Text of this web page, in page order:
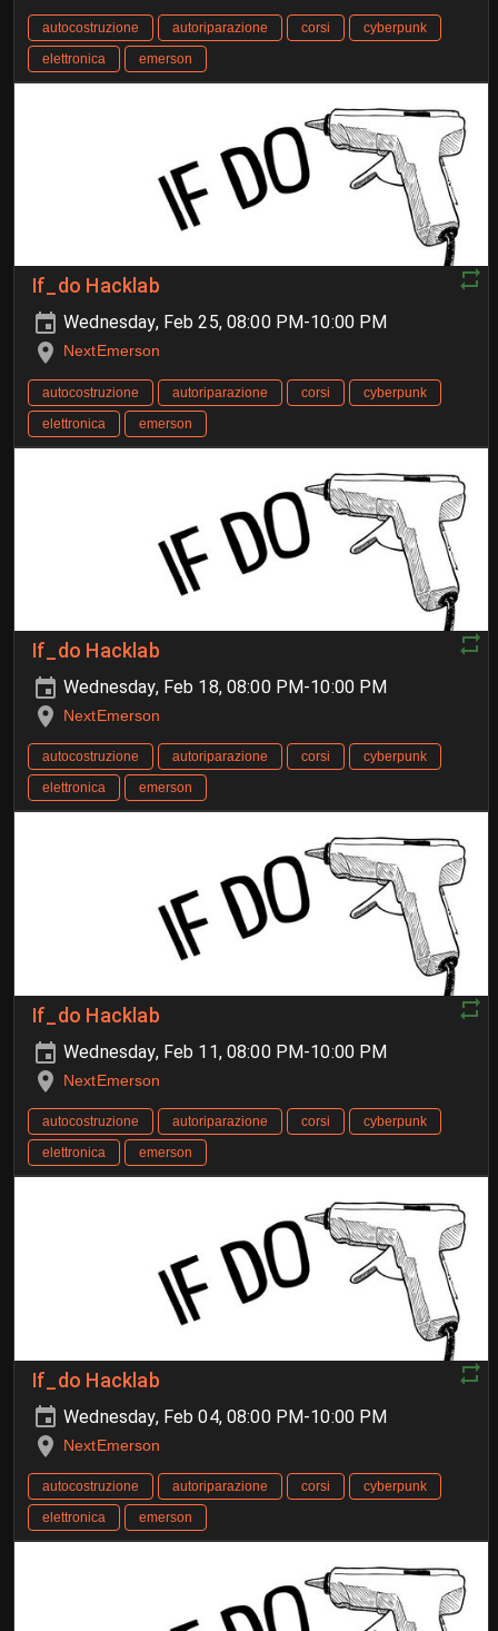
autocostruzione autoriparazione corsi
cyberpunk
elettronica
emerson
If_do Hacklab
Wednesday, Feb 25, 08:00 PM-10:00 PM
NextEmerson
autocostruzione autoriparazione corsi
cyberpunk
elettronica
emerson
If_do Hacklab
Wednesday, Feb 18, 08:00 PM-10:00 PM
NextEmerson
autocostruzione autoriparazione corsi
cyberpunk
elettronica
emerson
If_do Hacklab
Wednesday, Feb 11, 08:00 PM-10:00 PM
NextEmerson
autocostruzione autoriparazione corsi
cyberpunk
elettronica
emerson
If_do Hacklab
Wednesday, Feb 04, 08:00 PM-10:00 PM
NextEmerson
autocostruzione autoriparazione corsi
cyberpunk
elettronica
emerson